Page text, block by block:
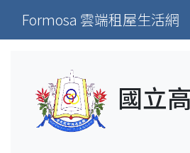
Formosa 雲端租屋生活網
國立